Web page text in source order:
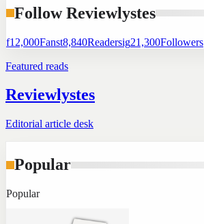
Follow Reviewlystes
f12,000Fanst8,840Readersig21,300Followers
Featured reads
Reviewlystes
Editorial article desk
Popular
Popular